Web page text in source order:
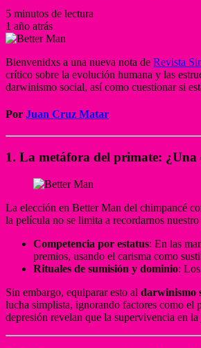
5 minutos de lectura
1 año atrás
Bienvenidxs a una nueva nota de Revista
crítico sobre la evolución humana y las
darwinismo social, así como cuestionar si
Por Juan Cruz Matar
1. La metáfora del primate:
La elección en Better Man del chimpancé
la película no se limita a recordarnos
Competencia por estatus: En las
premios, usando el carisma como
Rituales de sumisión y dominio:
Sin embargo, equiparar esto al darwinismo
lucha simplista, ignorando factores como
depresión revelan que la supervivencia en